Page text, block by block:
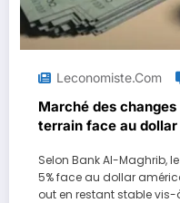
Leconomiste.com
Marché des
terrain face au dollar
Selon Bank Al-Maghrib,
5% face au dollar
out en restant stable vis-